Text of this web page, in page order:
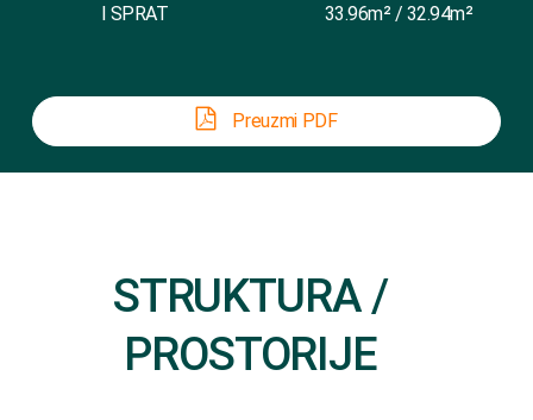
I SPRAT 33.96m² / 32.94m²
Preuzmi PDF
STRUKTURA /
PROSTORIJE